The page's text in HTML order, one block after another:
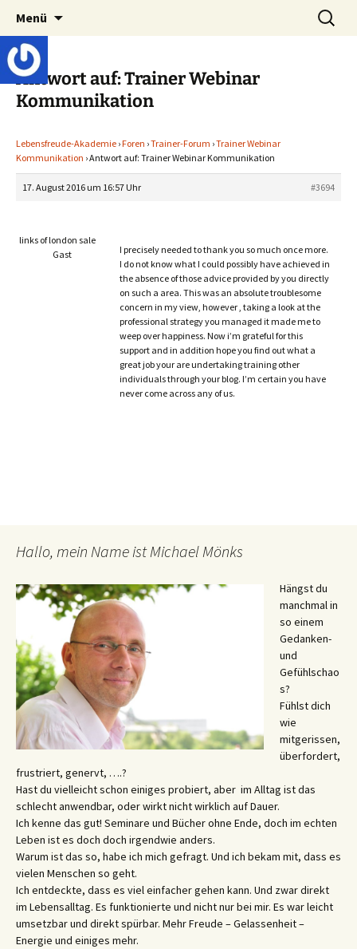
springen
Lebensfreude-Akademie
Lerne deinen stressigen Alltag mit mehr
Freude und Gelassenheit erfolgreich meistern
und genießen zu können.
Menü
Suchen
nach:
Antwort auf: Trainer Webinar
Kommunikation
Lebensfreude-Akademie ›Foren ›Trainer-Forum ›Trainer Webinar
Kommunikation ›Antwort auf: Trainer Webinar Kommunikation
17. August 2016 um 16:57 Uhr #3694
links of london sale
Gast
I precisely needed to thank you so much once more.
I do not know what I could possibly have achieved in
the absence of those advice provided by you directly
on such a area. This was an absolute troublesome
concern in my view, however , taking a look at the
professional strategy you managed it made me to
weep over happiness. Now i’m grateful for this
support and in addition hope you find out what a
great job your are undertaking training other
individuals through your blog. I’m certain you have
never come across any of us.
Hallo, mein Name ist Michael Mönks
Hängst du
manchmal in
so einem
Gedanken-
und
Gefühlschao
s?
Fühlst dich
wie
mitgerissen,
überfordert,
frustriert, genervt, ….?
Hast du vielleicht schon einiges probiert, aber im Alltag ist das
schlecht anwendbar, oder wirkt nicht wirklich auf Dauer.
Ich kenne das gut! Seminare und Bücher ohne Ende, doch im echten
Leben ist es doch doch irgendwie anders.
Warum ist das so, habe ich mich gefragt. Und ich bekam mit, dass es
vielen Menschen so geht.
Ich entdeckte, dass es viel einfacher gehen kann. Und zwar direkt
im Lebensalltag. Es funktionierte und nicht nur bei mir. Es war leicht
umsetzbar und direkt spürbar. Mehr Freude – Gelassenheit –
Energie und einiges mehr.